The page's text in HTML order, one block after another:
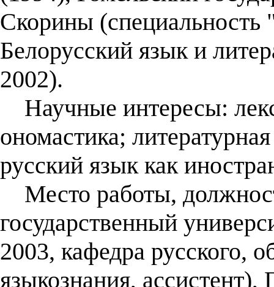
Скорины (специальность
Белорусский язык и
2002).
Научные интересы:
ономастика;
русский язык как
Место работы,
государственный
2003, кафедра русского,
языкознания, ассистент),